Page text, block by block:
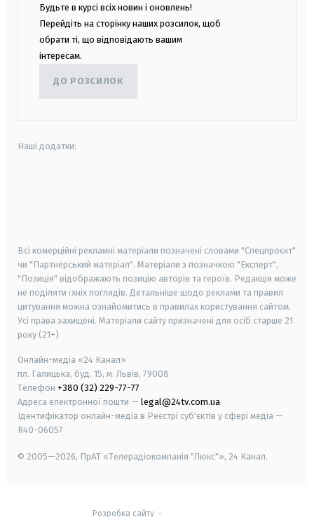
Будьте в курсі всіх новин і оновлень!
Перейдіть на сторінку наших розсилок, щоб
обрати ті, що відповідають вашим
інтересам.
ДО РОЗСИЛОК
Наші додатки:
Всі комерційні рекламні матеріали позначені словами "Спецпроєкт"
чи "Партнерський матеріал". Матеріали з позначкою "Експерт",
"Позиція" відображають позицію авторів та героїв. Редакція може
не поділяти їхніх поглядів. Детальніше щодо реклами та правил
цитування можна ознайомитись в правилах користування сайтом.
Усі права захищені. Матеріали сайту призначені для осіб старше 21
року (21+)
Онлайн-медіа «24 Канал»
пл. Галицька, буд. 15, м. Львів, 79008
Телефон +380 (32) 229-77-77
Адреса електронної пошти — legal@24tv.com.ua
Ідентифікатор онлайн-медіа в Реєстрі суб'єктів у сфері медіа —
R40-06057
© 2005—2026, ПрАТ «Телерадіокомпанія "Люкс"», 24 Канал.
Розробка сайту-